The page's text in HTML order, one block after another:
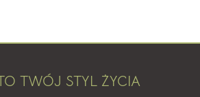
TWÓJ STYL ŻYCIA